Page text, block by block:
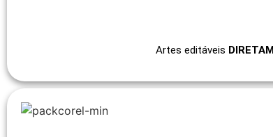
Artes editáveis